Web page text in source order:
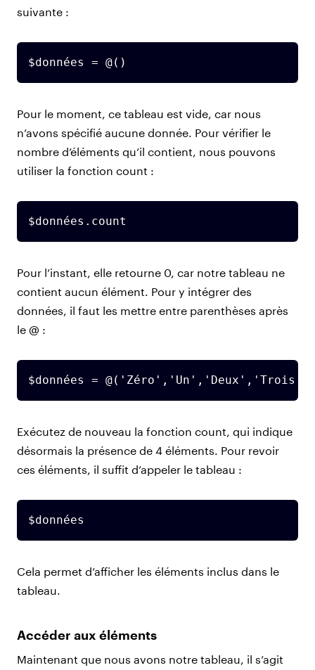
suivante :
$données = @()
Pour le moment, ce tableau est vide, car nous
n’avons spécifié aucune donnée. Pour vérifier le
nombre d’éléments qu’il contient, nous pouvons
utiliser la fonction count :
$données.count
Pour l’instant, elle retourne 0, car notre tableau ne
contient aucun élément. Pour y intégrer des
données, il faut les mettre entre parenthèses après
le @ :
$données = @('Zéro','Un','Deux','Trois')
Exécutez de nouveau la fonction count, qui indique
désormais la présence de 4 éléments. Pour revoir
ces éléments, il suffit d’appeler le tableau :
$données
Cela permet d’afficher les éléments inclus dans le
tableau.
Accéder aux éléments
Maintenant que nous avons notre tableau, il s’agit